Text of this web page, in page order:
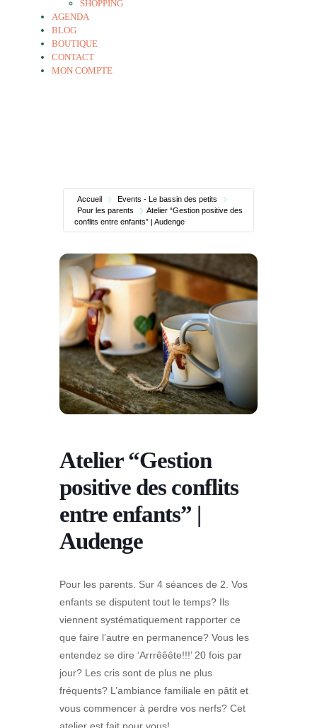
SHOPPING
AGENDA
BLOG
BOUTIQUE
CONTACT
MON COMPTE
Accueil
Events - Le bassin des petits
Pour les parents
Atelier “Gestion positive des
conflits entre enfants” | Audenge
Atelier “Gestion
positive des conflits
entre enfants” |
Audenge
Pour les parents. Sur 4 séances de 2. Vos
enfants se disputent tout le temps? Ils
viennent systématiquement rapporter ce
que faire l’autre en permanence? Vous les
entendez se dire ‘Arrrêêête!!!’ 20 fois par
jour? Les cris sont de plus ne plus
fréquents? L’ambiance familiale en pâtit et
vous commencer à perdre vos nerfs? Cet
atelier est fait pour vous!